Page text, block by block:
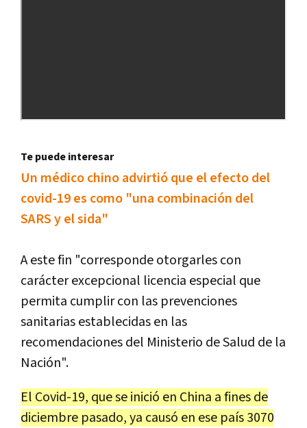
Te puede interesar
Un médico chino advirtió que el efecto del
covid-19 es como "una combinación del
SARS y el sida"
A este fin "corresponde otorgarles con
carácter excepcional licencia especial que
permita cumplir con las prevenciones
sanitarias establecidas en las
recomendaciones del Ministerio de Salud de la
Nación".
El Covid-19, que se inició en China a fines de
diciembre pasado, ya causó en ese país 3070